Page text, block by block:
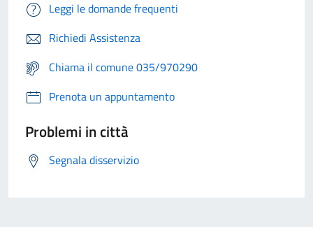
Leggi le domande frequenti
Richiedi Assistenza
Chiama il comune 035/970290
Prenota un appuntamento
Problemi in città
Segnala disservizio